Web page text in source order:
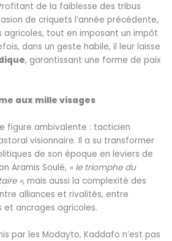
de la faiblesse des tribus
de criquets l’année précédente,
agricoles, tout en imposant un impôt
dans un geste habile, il leur laisse
, garantissant une forme de paix
aux mille visages
figure ambivalente : tacticien
visionnaire. Il a su transformer
de son époque en leviers de
Aramis Soulé, « le triomphe du
», mais aussi la complexité des
alliances et rivalités, entre
ancrages agricoles.
par les Modayto, Kaddafo n’est pas